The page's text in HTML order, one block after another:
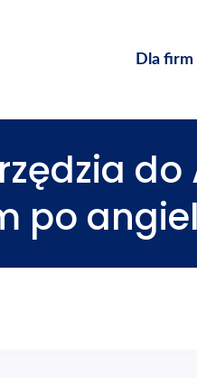
Dla firm
po